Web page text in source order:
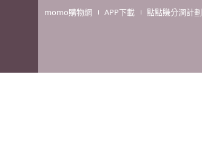
momo購物網 APP下載 點點賺分潤計劃